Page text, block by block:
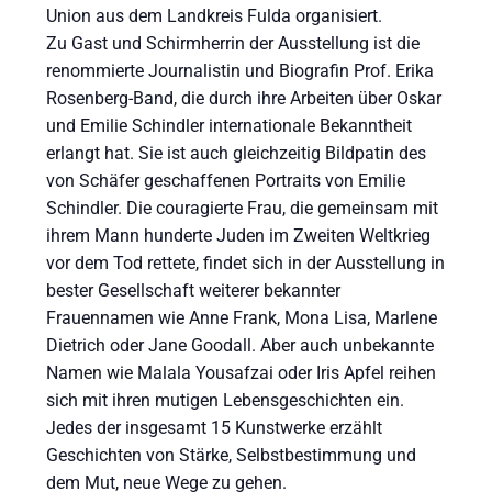
Union aus dem Landkreis Fulda organisiert.
Zu Gast und Schirmherrin der Ausstellung ist die
renommierte Journalistin und Biografin Prof. Erika
Rosenberg-Band, die durch ihre Arbeiten über Oskar
und Emilie Schindler internationale Bekanntheit
erlangt hat. Sie ist auch gleichzeitig Bildpatin des
von Schäfer geschaffenen Portraits von Emilie
Schindler. Die couragierte Frau, die gemeinsam mit
ihrem Mann hunderte Juden im Zweiten Weltkrieg
vor dem Tod rettete, findet sich in der Ausstellung in
bester Gesellschaft weiterer bekannter
Frauennamen wie Anne Frank, Mona Lisa, Marlene
Dietrich oder Jane Goodall. Aber auch unbekannte
Namen wie Malala Yousafzai oder Iris Apfel reihen
sich mit ihren mutigen Lebensgeschichten ein.
Jedes der insgesamt 15 Kunstwerke erzählt
Geschichten von Stärke, Selbstbestimmung und
dem Mut, neue Wege zu gehen.